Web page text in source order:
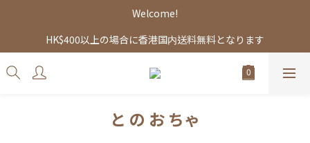
Welcome!
HK$400以上の場合に香港国内送料無料となります
と の お ちゃ